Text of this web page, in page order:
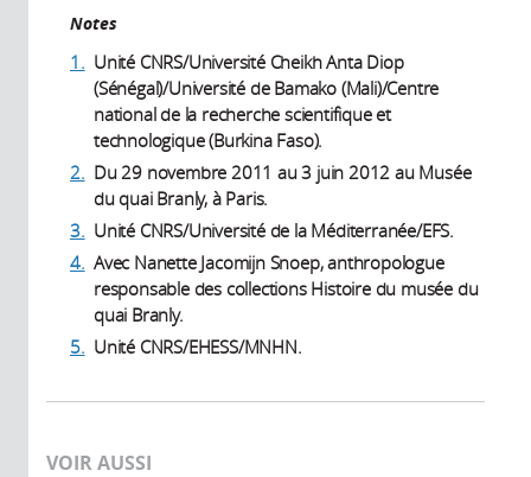
Notes
1. Unité CNRS/Université Cheikh Anta Diop
(Sénégal)/Université de Bamako (Mali)/Centre
national de la recherche scientifique et
technologique (Burkina Faso).
2. Du 29 novembre 2011 au 3 juin 2012 au Musée
du quai Branly, à Paris.
3. Unité CNRS/Université de la Méditerranée/EFS.
4. Avec Nanette Jacomijn Snoep, anthropologue
responsable des collections Histoire du musée du
quai Branly.
5. Unité CNRS/EHESS/MNHN.
VOIR AUSSI